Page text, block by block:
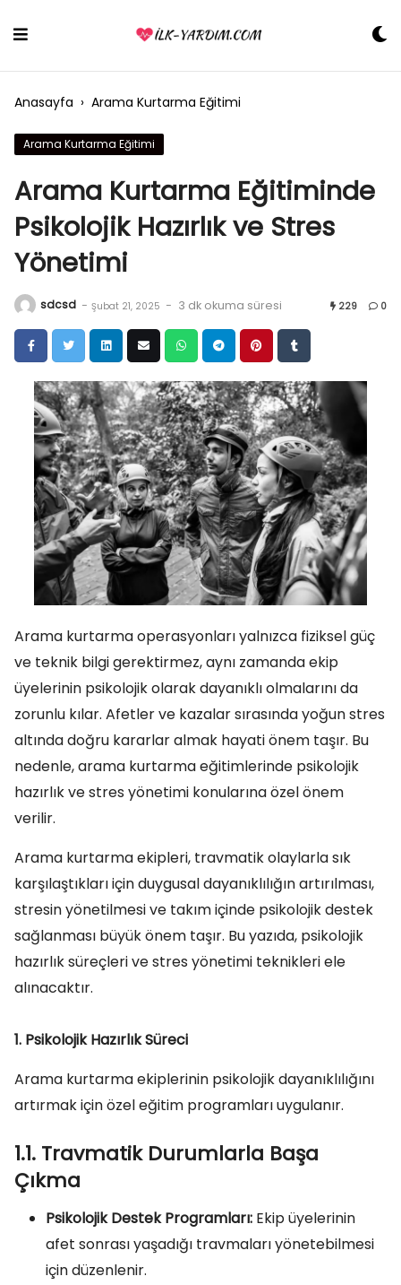
Anasayfa › Arama Kurtarma Eğitimi
Arama Kurtarma Eğitimi
Arama Kurtarma Eğitiminde
Psikolojik Hazırlık ve Stres
Yönetimi
sdcsd - Şubat 21, 2025 - 3 dk okuma süresi 229 0
Arama kurtarma operasyonları yalnızca fiziksel güç
ve teknik bilgi gerektirmez, aynı zamanda ekip
üyelerinin psikolojik olarak dayanıklı olmalarını da
zorunlu kılar. Afetler ve kazalar sırasında yoğun stres
altında doğru kararlar almak hayati önem taşır. Bu
nedenle, arama kurtarma eğitimlerinde psikolojik
hazırlık ve stres yönetimi konularına özel önem
verilir.
Arama kurtarma ekipleri, travmatik olaylarla sık
karşılaştıkları için duygusal dayanıklılığın artırılması,
stresin yönetilmesi ve takım içinde psikolojik destek
sağlanması büyük önem taşır. Bu yazıda, psikolojik
hazırlık süreçleri ve stres yönetimi teknikleri ele
alınacaktır.
1. Psikolojik Hazırlık Süreci
Arama kurtarma ekiplerinin psikolojik dayanıklılığını
artırmak için özel eğitim programları uygulanır.
1.1. Travmatik Durumlarla Başa
Çıkma
Psikolojik Destek Programları: Ekip üyelerinin
afet sonrası yaşadığı travmaları yönetebilmesi
için düzenlenir.